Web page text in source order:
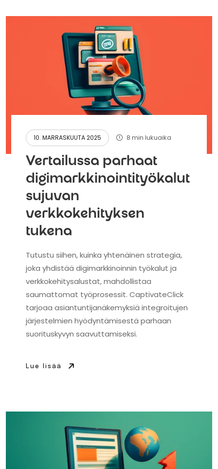
10. MARRASKUUTA 2025 8 min lukuaika
Vertailussa parhaat
digimarkkinointityökalut
sujuvan
verkkokehityksen
tukena
Tutustu siihen, kuinka yhtenäinen strategia,
joka yhdistää digimarkkinoinnin työkalut ja
verkkokehitysalustat, mahdollistaa
saumattomat työprosessit. CaptivateClick
tarjoaa asiantuntijanäkemyksiä integroitujen
järjestelmien hyödyntämisestä parhaan
suorituskyvyn saavuttamiseksi.
Lue lisää